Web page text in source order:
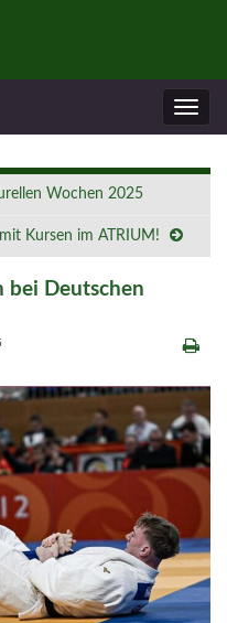
Wochen 2025
Kursen im ATRIUM!
bei Deutschen